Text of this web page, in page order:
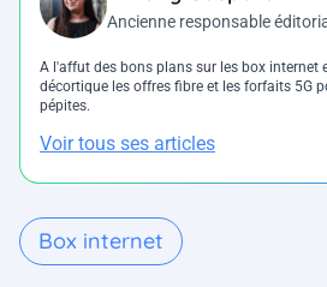
Ancienne responsable
A l'affut des bons plans sur les box internet
décortique les offres fibre et les forfaits 5G
pépites.
Voir tous ses articles
Box internet